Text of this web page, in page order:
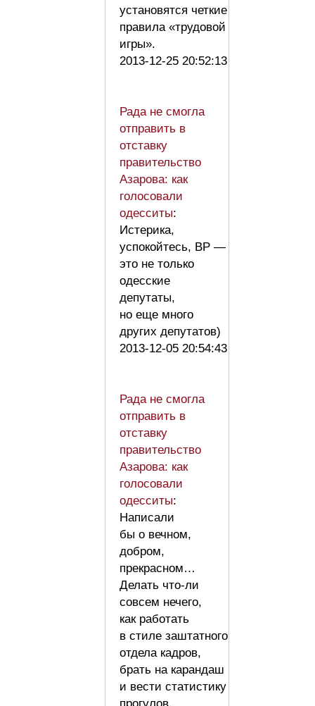
установятся четкие
правила «трудовой
игры».
2013-12-25 20:52:13
Рада не смогла
отправить в
отставку
правительство
Азарова: как
голосовали
одесситы:
Истерика,
успокойтесь, ВР —
это не только
одесские
депутаты,
но еще много
других депутатов)
2013-12-05 20:54:43
Рада не смогла
отправить в
отставку
правительство
Азарова: как
голосовали
одесситы:
Написали
бы о вечном,
добром,
прекрасном…
Делать что-ли
совсем нечего,
как работать
в стиле заштатного
отдела кадров,
брать на карандаш
и вести статистику
прогулов.